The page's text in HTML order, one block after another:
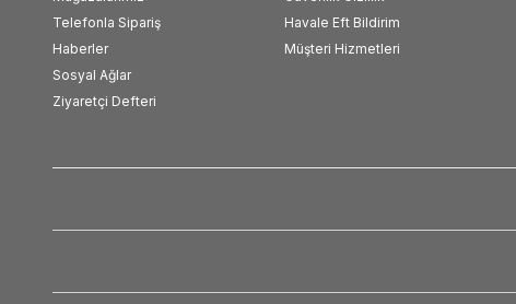
Telefonla Sipariş
Haberler
Sosyal Ağlar
Ziyaretçi Defteri
Havale Eft Bildirim
Müşteri Hizmetleri